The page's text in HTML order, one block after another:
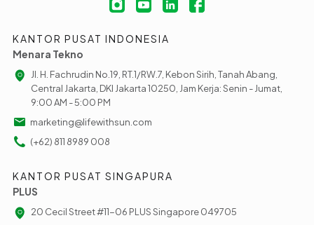
KANTOR PUSAT INDONESIA
Menara Tekno
Jl. H. Fachrudin No.19, RT.1/RW.7, Kebon Sirih, Tanah Abang,
Central Jakarta, DKI Jakarta 10250, Jam Kerja: Senin - Jumat,
9:00 AM - 5:00 PM
marketing@lifewithsun.com
(+62) 811 8989 008
KANTOR PUSAT SINGAPURA
PLUS
20 Cecil Street #11-06 PLUS Singapore 049705